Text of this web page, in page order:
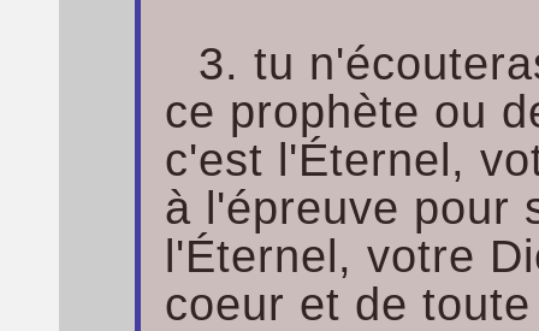
3. tu
ce prophète ou
c'est l'Éternel,
à l'épreuve pour
l'Éternel, votre
coeur et de